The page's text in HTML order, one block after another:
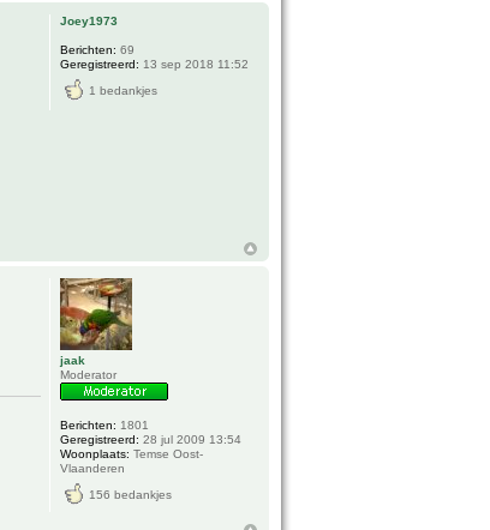
Joey1973
Berichten: 69
Geregistreerd: 13 sep 2018 11:52
1 bedankjes
jaak
Moderator
Berichten: 1801
Geregistreerd: 28 jul 2009 13:54
Woonplaats: Temse Oost-
Vlaanderen
156 bedankjes